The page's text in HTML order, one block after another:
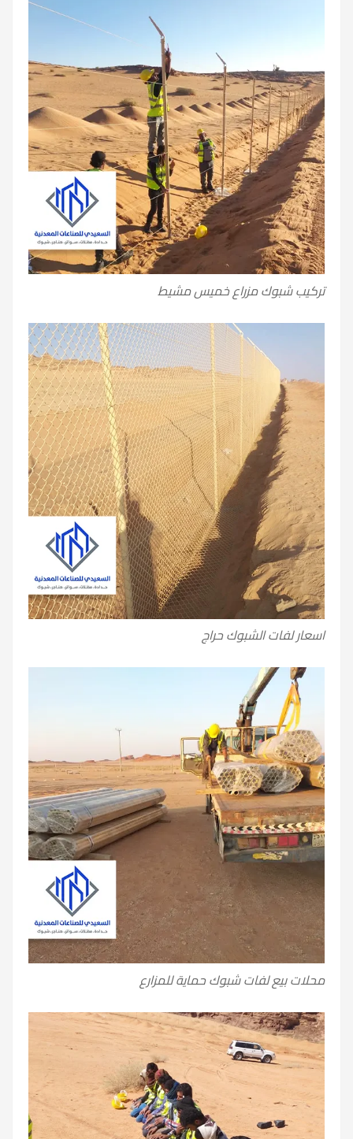
تركيب شبوك مزراع خميس مشيط
اسعار لفات الشبوك حراج
محلات بيع لفات شبوك حماية للمزارع